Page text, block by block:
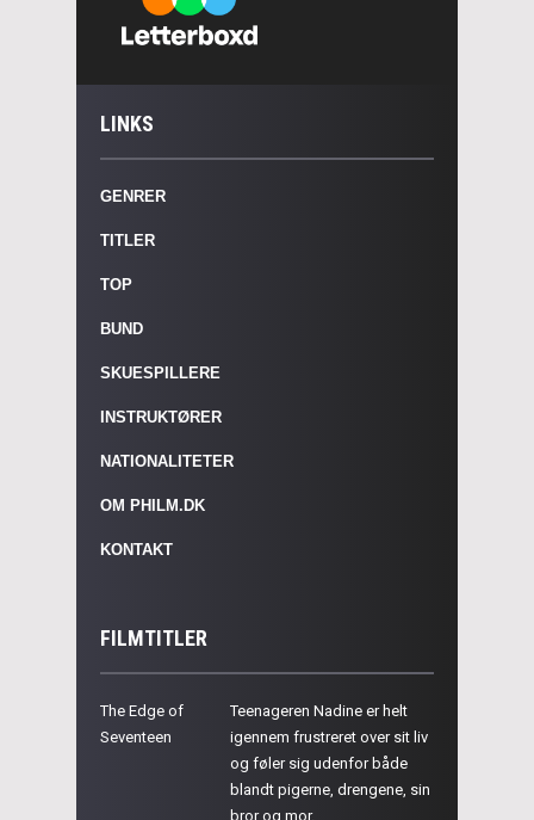
LINKS
GENRER
TITLER
TOP
BUND
SKUESPILLERE
INSTRUKTØRER
NATIONALITETER
OM PHILM.DK
KONTAKT
FILMTITLER
The Edge of
Seventeen
Teenageren Nadine er helt
igennem frustreret over sit liv
og føler sig udenfor både
blandt pigerne, drengene, sin
bror og mor.